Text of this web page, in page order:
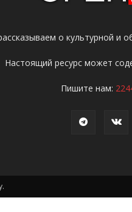
о культурной и
Настоящий ресурс может
Пишите нам: